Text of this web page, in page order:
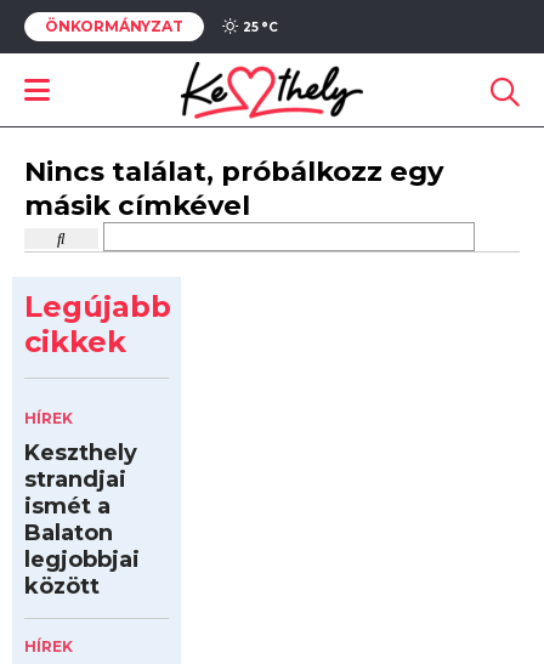
ÖNKORMÁNYZAT 25 °C
Nincs találat, próbálkozz egy
másik címkével
Legújabb
cikkek
HÍREK
Keszthely
strandjai
ismét a
Balaton
legjobbjai
között
HÍREK